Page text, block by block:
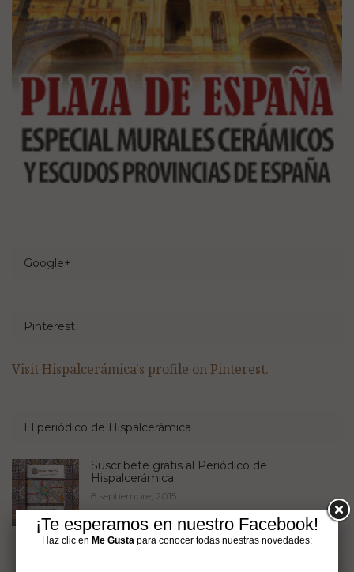
Google+
Pinterest
Visit Hispalcerámica's profile on Pinterest.
El periódico de Hispalcerámica
Suscríbete gratis al Periódico de
Hispalcerámica
8 septiembre, 2015
¡Te esperamos en nuestro Facebook!
Haz clic en Me Gusta para conocer todas nuestras novedades: